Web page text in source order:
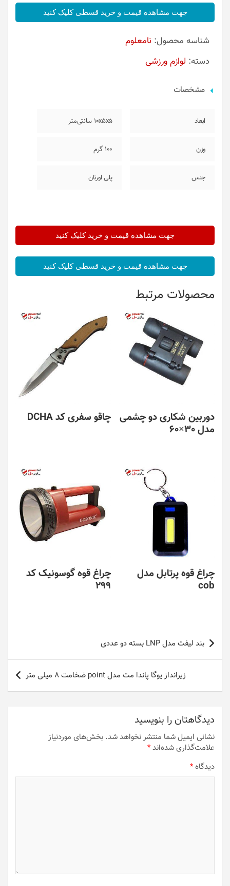
جهت مشاهده قیمت و خرید قسطی کلیک کنید
شناسه محصول: نامعلوم
دسته: لوازم ورزشی
مشخصات
ابعاد 10x5x5 سانتی‌متر
وزن 100 گرم
جنس پلی اورتان
جهت مشاهده قیمت و خرید کلیک کنید
جهت مشاهده قیمت و خرید قسطی کلیک کنید
محصولات مرتبط
دوربین شکاری دو چشمی
مدل 30×60
چاقو سفری کد DCHA
چراغ قوه پرتابل مدل
cob
چراغ قوه گوسونیک کد
299
راهبری
نوشتهبند لیفت مدل LNP بسته دو عددی
زیرانداز یوگا پاندا مت مدل point ضخامت 8 میلی متر
دیدگاهتان را بنویسید
نشانی ایمیل شما منتشر نخواهد شد. بخش‌های موردنیاز
علامت‌گذاری شده‌اند*
دیدگاه*